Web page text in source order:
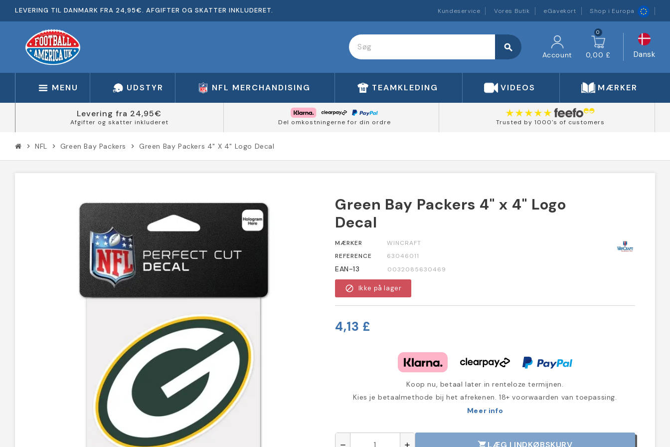
LEVERING TIL DANMARK FRA 24,95€. AFGIFTER OG SKATTER INKLUDERET. Kundeservice Vores Butik eGavekort Shop i Europa
search
Account
0
0,00 £ Dansk
MENU UDSTYR NFL MERCHANDISING TEAMKLEDING VIDEOS MÆRKER
Levering fra 24,95€
Afgifter og skatter inkluderet Del omkostningerne for din ordre Trusted by 1000's of customers
chevron_right NFL chevron_right Green Bay Packers chevron_right Green Bay Packers 4" X 4" Logo Decal
Green Bay Packers 4" x 4" Logo
Decal
MÆRKER
WINCRAFT
REFERENCE
63046011
EAN-13 0032085630469
block Ikke på lager
4,13 £
Koop nu, betaal later in renteloze termijnen.
Kies je betaalmethode bij het afrekenen. 18+ voorwaarden van toepassing.
Meer info
remove add shopping_cart LÆG I INDKØBSKURV